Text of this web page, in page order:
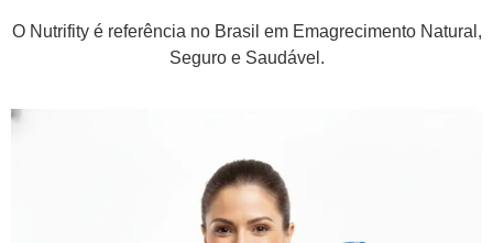
O Nutrifity é referência no Brasil em Emagrecimento Natural,
Seguro e Saudável.